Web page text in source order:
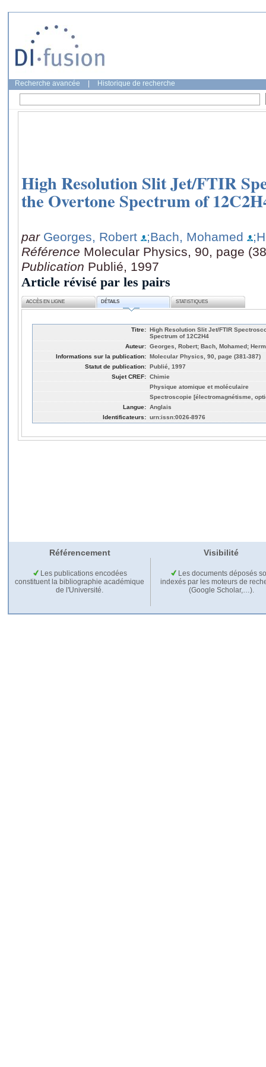
Recherche avancée Historique de recherche
High Resolution Slit Jet/FTIR
the Overtone Spectrum of
par Georges, Robert ;Bach, Mohamed
Référence Molecular Physics, 90, page
Publication Publié, 1997
Article révisé par les pairs
ACCÈS EN LIGNE DÉTAILS STATISTIQUES
Titre: High Resolution Slit Jet/FTIR
Spectrum of 12C2H4
Auteur: Georges, Robert; Bach, Mohamed;
Informations sur la publication: Molecular Physics, 90, page (381-387)
Statut de publication: Publié, 1997
Sujet CREF: Chimie
Physique atomique et moléculaire
Spectroscopie [électromagnétisme,
Langue: Anglais
Identificateurs: urn:issn:0026-8976
Référencement Visibilité
Les publications encodées
constituent la bibliographie académique
de l'Université.
Les documents déposés
indexés par les moteurs de
(Google Scholar,…).